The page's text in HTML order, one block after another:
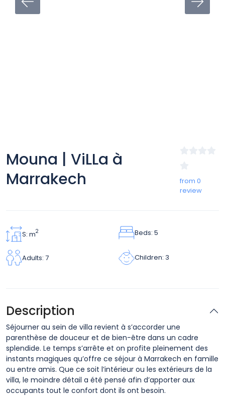
Mouna | ViLLa à
Marrakech
from 0
review
S: m2 Beds: 5
Adults: 7 Children: 3
Description
Séjourner au sein de villa revient à s’accorder une
parenthèse de douceur et de bien-être dans un cadre
splendide. Le temps s’arrête et on profite pleinement des
instants magiques qu’offre ce séjour à Marrakech en famille
ou entre amis. Que ce soit l’intérieur ou les extérieurs de la
villa, le moindre détail a été pensé afin d’apporter aux
occupants tout le confort dont ils ont besoin.